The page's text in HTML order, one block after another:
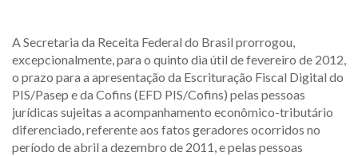
A Secretaria da Receita Federal do Brasil prorrogou,
excepcionalmente, para o quinto dia útil de fevereiro de 2012,
o prazo para a apresentação da Escrituração Fiscal Digital do
PIS/Pasep e da Cofins (EFD PIS/Cofins) pelas pessoas
jurídicas sujeitas a acompanhamento econômico-tributário
diferenciado, referente aos fatos geradores ocorridos no
período de abril a dezembro de 2011, e pelas pessoas